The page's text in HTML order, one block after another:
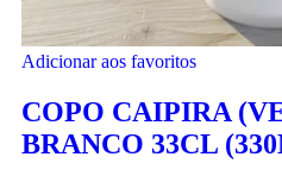
Adicionar aos favoritos
COPO CAIPIRA
BRANCO 33CL